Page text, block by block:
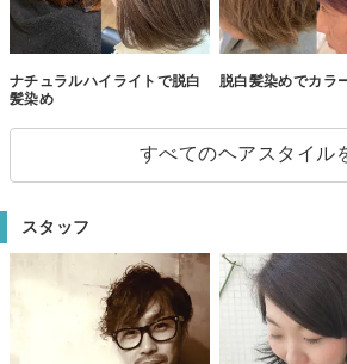
ナチュラルハイライトで脱白
髪染め
脱白髪染めでカラ
すべてのヘアスタイル
スタッフ